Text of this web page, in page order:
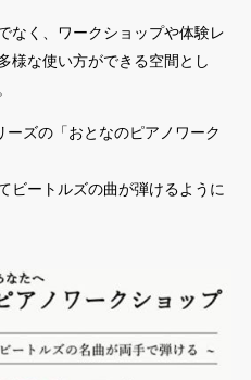
なく、ワークショップや体験レ
様な使い方ができる空間とし
ズの「おとなのピアノワーク
ビートルズの曲が弾けるように